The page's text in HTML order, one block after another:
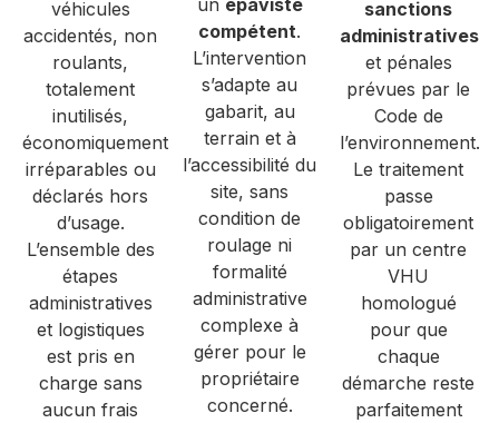
véhicules
accidentés, non
roulants,
totalement
inutilisés,
économiquement
irréparables ou
déclarés hors
d’usage.
L’ensemble des
étapes
administratives
et logistiques
est pris en
charge sans
aucun frais
un épaviste
compétent.
L’intervention
s’adapte au
gabarit, au
terrain et à
l’accessibilité du
site, sans
condition de
roulage ni
formalité
administrative
complexe à
gérer pour le
propriétaire
concerné.
sanctions
administratives
et pénales
prévues par le
Code de
l’environnement.
Le traitement
passe
obligatoirement
par un centre
VHU
homologué
pour que
chaque
démarche reste
parfaitement